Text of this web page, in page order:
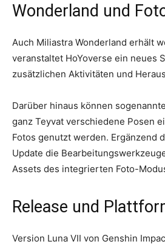
Wonderland und
Auch Miliastra Wonderland erhält
veranstaltet HoYoverse ein neues
zusätzlichen Aktivitäten und
Darüber hinaus können
ganz Teyvat verschiedene Posen
Fotos genutzt werden. Ergänzend
Update die
Assets des integrierten Foto-
Release und
Version Luna VII von Genshin